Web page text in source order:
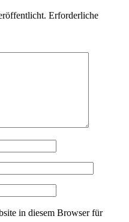
Erforderliche
in diesem Browser für